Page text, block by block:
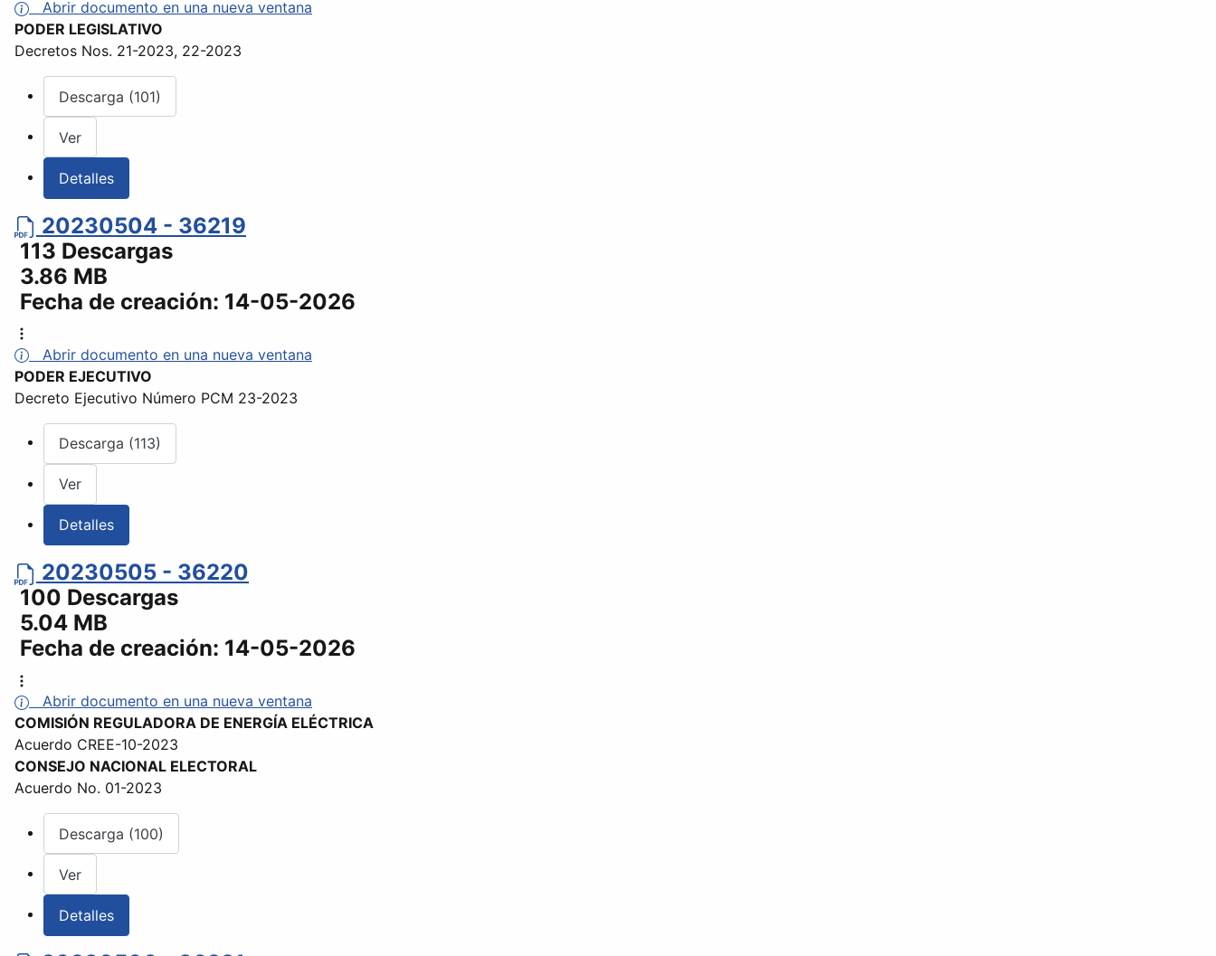
Abrir documento en una nueva ventana
PODER LEGISLATIVO
Decretos Nos. 21-2023, 22-2023
Descarga (101)
Ver
Detalles
20230504 - 36219
113 Descargas
3.86 MB
Fecha de creación: 14-05-2026
Abrir documento en una nueva ventana
PODER EJECUTIVO
Decreto Ejecutivo Número PCM 23-2023
Descarga (113)
Ver
Detalles
20230505 - 36220
100 Descargas
5.04 MB
Fecha de creación: 14-05-2026
Abrir documento en una nueva ventana
COMISIÓN REGULADORA DE ENERGÍA ELÉCTRICA
Acuerdo CREE-10-2023
CONSEJO NACIONAL ELECTORAL
Acuerdo No. 01-2023
Descarga (100)
Ver
Detalles